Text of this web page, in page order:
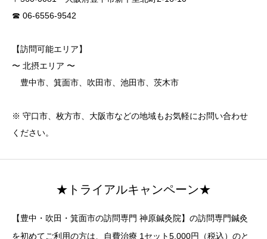
☎ 06-6556-9542
【訪問可能エリア】
〜 北摂エリア 〜
豊中市、箕面市、吹田市、池田市、茨木市
※ 守口市、枚方市、大阪市などの地域もお気軽にお問い合わせ
ください。
★トライアルキャンペーン★
【豊中・吹田・箕面市の訪問専門 神原鍼灸院】の訪問専門鍼灸
を初めてご利用の方は、自費治療 1セット5,000円（税込）のと